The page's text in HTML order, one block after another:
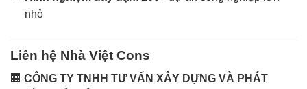
nhỏ
Liên hệ Nhà Việt Cons
🏢 CÔNG TY TNHH TƯ VẤN XÂY DỰNG VÀ PHÁT